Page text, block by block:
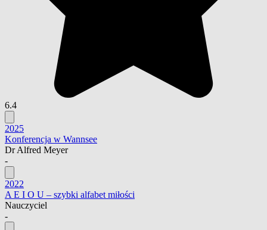
6.4
2025
Konferencja w Wannsee
Dr Alfred Meyer
-
2022
A E I O U – szybki alfabet miłości
Nauczyciel
-